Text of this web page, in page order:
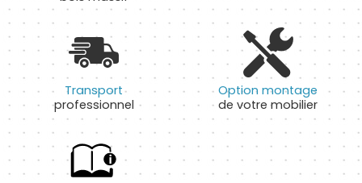
Transport
professionnel
Option montage
de votre mobilier